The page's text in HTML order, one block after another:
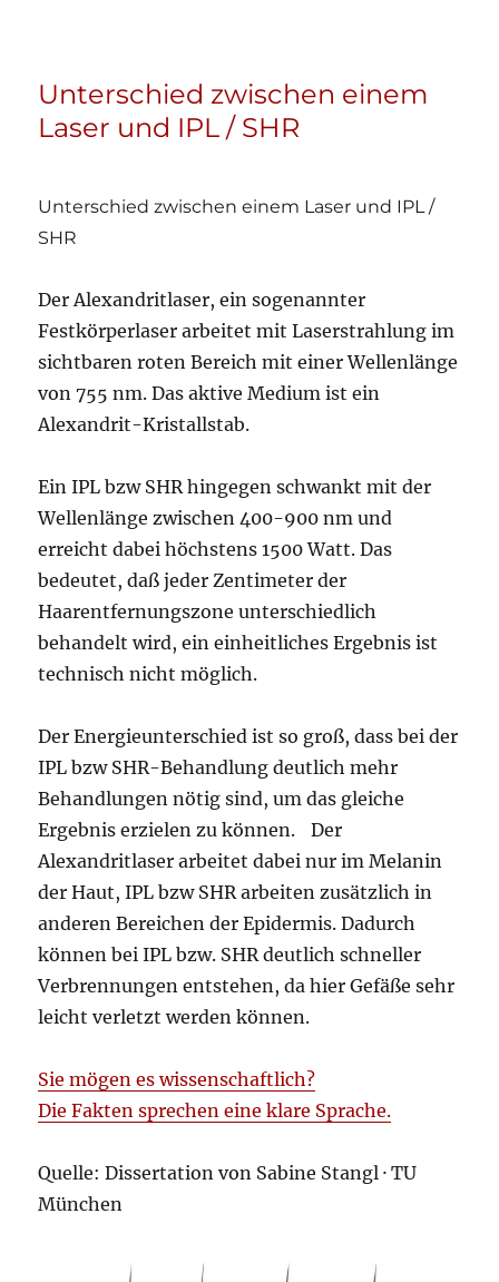
Unterschied zwischen einem
Laser und IPL / SHR
Unterschied zwischen einem Laser und IPL /
SHR
Der Alexandritlaser, ein sogenannter
Festkörperlaser arbeitet mit Laserstrahlung im
sichtbaren roten Bereich mit einer Wellenlänge
von 755 nm. Das aktive Medium ist ein
Alexandrit-Kristallstab.
Ein IPL bzw SHR hingegen schwankt mit der
Wellenlänge zwischen 400-900 nm und
erreicht dabei höchstens 1500 Watt. Das
bedeutet, daß jeder Zentimeter der
Haarentfernungszone unterschiedlich
behandelt wird, ein einheitliches Ergebnis ist
technisch nicht möglich.
Der Energieunterschied ist so groß, dass bei der
IPL bzw SHR-Behandlung deutlich mehr
Behandlungen nötig sind, um das gleiche
Ergebnis erzielen zu können. Der
Alexandritlaser arbeitet dabei nur im Melanin
der Haut, IPL bzw SHR arbeiten zusätzlich in
anderen Bereichen der Epidermis. Dadurch
können bei IPL bzw. SHR deutlich schneller
Verbrennungen entstehen, da hier Gefäße sehr
leicht verletzt werden können.
Sie mögen es wissenschaftlich?
Die Fakten sprechen eine klare Sprache.
Quelle: Dissertation von Sabine Stangl · TU
München